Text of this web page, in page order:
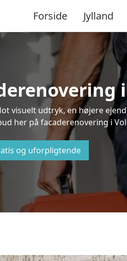
Forside Jylland
visuelt udtryk, en højere
her på facaderenovering i
og uforpligtende